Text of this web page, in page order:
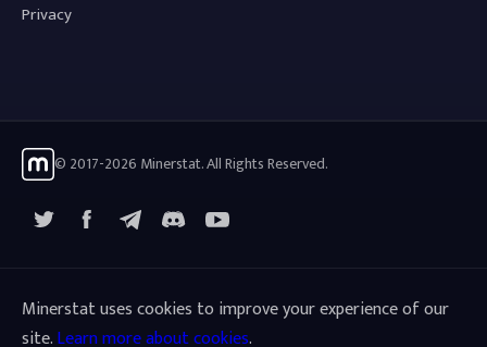
Privacy
© 2017-2026 Minerstat. All Rights Reserved.
FacebookTelegramYouTube
Minerstat uses cookies to improve your experience of our
site.Learn more about cookies.